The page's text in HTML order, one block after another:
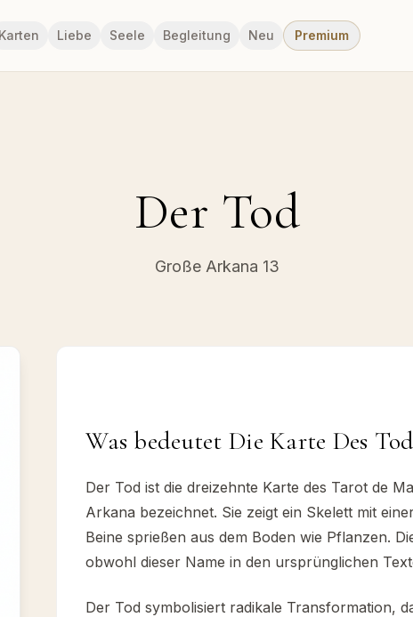
Karten Liebe Seele Begleitung Neu Premium
Der Tod
Große Arkana 13
Was bedeutet Die Karte Des
Der Tod ist die dreizehnte Karte des Tarot de
Arkana bezeichnet. Sie zeigt ein Skelett mit
Beine sprießen aus dem Boden wie Pflanzen.
obwohl dieser Name in den ursprünglichen
Der Tod symbolisiert radikale Transformation,